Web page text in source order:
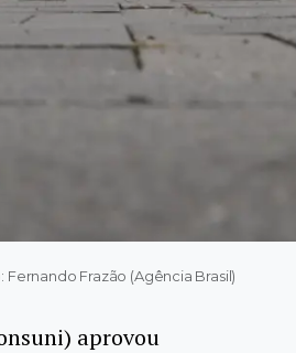
Frazão (Agência Brasil)
aprovou